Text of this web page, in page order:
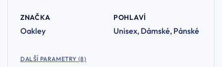
ZNAČKA
Oakley
POHLAVÍ
Unisex, Dámské, Pánské
DALŠÍ PARAMETRY (8)